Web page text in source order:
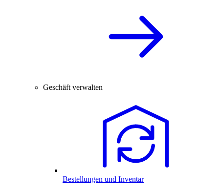
Geschäft verwalten
Bestellungen und Inventar